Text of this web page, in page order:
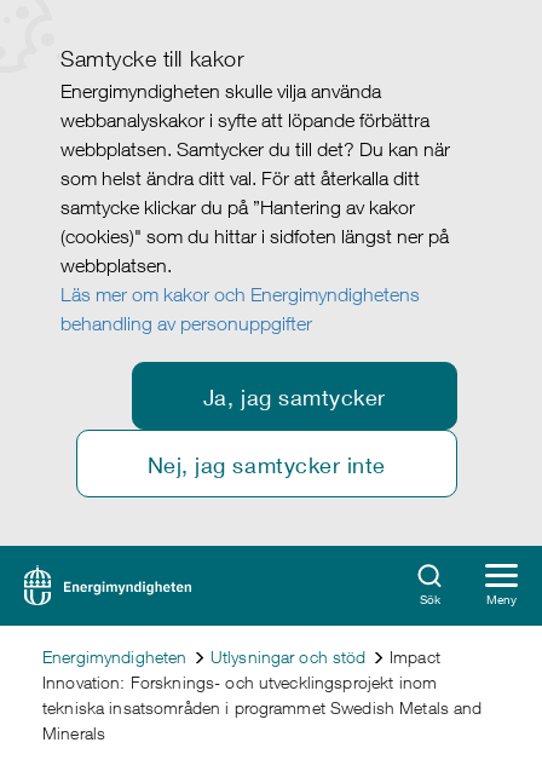
Samtycke till kakor
Energimyndigheten skulle vilja använda
webbanalyskakor i syfte att löpande förbättra
webbplatsen. Samtycker du till det? Du kan när
som helst ändra ditt val. För att återkalla ditt
samtycke klickar du på ”Hantering av kakor
(cookies)" som du hittar i sidfoten längst ner på
webbplatsen.
Läs mer om kakor och Energimyndighetens
behandling av personuppgifter
Ja, jag samtycker
Nej, jag samtycker inte
Sök Meny
Energimyndigheten Utlysningar och stöd
Impact
Innovation: Forsknings- och utvecklingsprojekt inom
tekniska insatsområden i programmet Swedish Metals and
Minerals